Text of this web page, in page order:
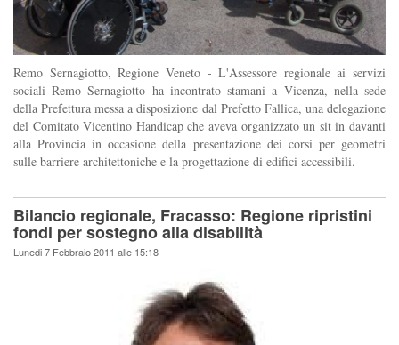
Remo Sernagiotto, Regione Veneto - L'Assessore regionale ai servizi
sociali Remo Sernagiotto ha incontrato stamani a Vicenza, nella sede
della Prefettura messa a disposizione dal Prefetto Fallica, una delegazione
del Comitato Vicentino Handicap che aveva organizzato un sit in davanti
alla Provincia in occasione della presentazione dei corsi per geometri
sulle barriere architettoniche e la progettazione di edifici accessibili.
Bilancio regionale, Fracasso: Regione ripristini
fondi per sostegno alla disabilità
Lunedi 7 Febbraio 2011 alle 15:18